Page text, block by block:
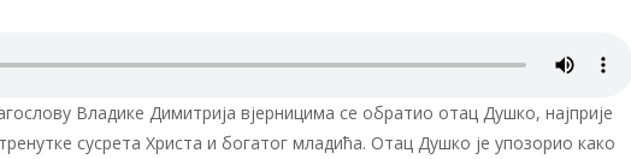
Владике Димитрија вјерницима се обратио отац Душко, најприје
сусрета Христа и богатог младића. Отац Душко је упозорио како